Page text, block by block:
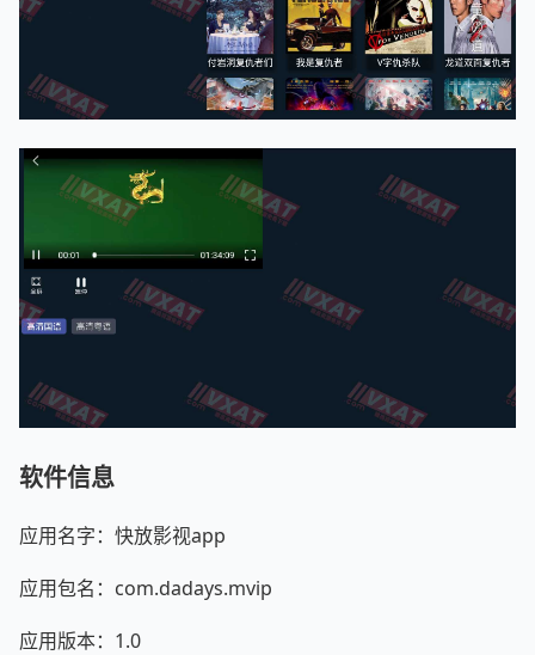
软件信息
应用名字：快放影视app
应用包名：com.dadays.mvip
应用版本：1.0